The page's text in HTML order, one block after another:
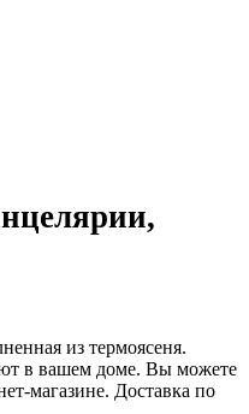
из термоясеня.
в вашем доме. Вы можете
магазине. Доставка по